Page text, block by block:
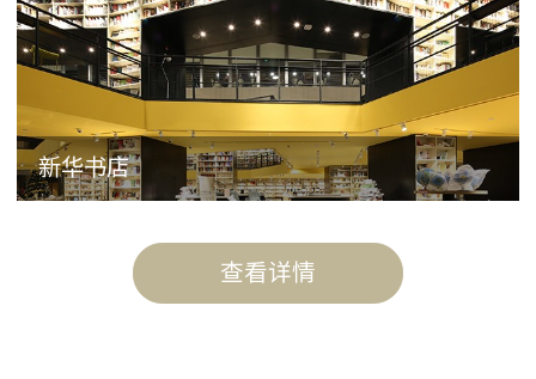
新华书店
查看详情